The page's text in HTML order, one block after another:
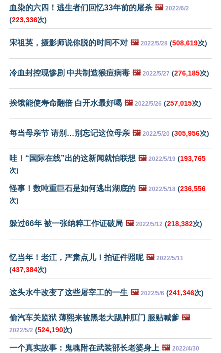
血染的六四！逃生者们回忆33年前的屠杀 🖼️ 2022/6/2
(223,336次)
宋祖英，摄影师说你脱的时间不对 🖼️ 2022/5/28 (508,619次)
冷血封控现惨剧 中共制造猴痘病毒 🖼️ 2022/5/27 (276,185次)
挨饿能使寿命翻倍 白开水最好喝 🖼️ 2022/5/26 (257,015次)
每当母亲节 请别…别忘记这位母亲 🖼️ 2022/5/20 (305,956次)
哇！“国际在线”出的这新闻就怕联想 🖼️ 2022/5/19 (193,765
次)
怪事！数吨重巨石是如何逃出湖底的 🖼️ 2022/5/18 (236,556
次)
躲过66年 被一张纳粹工作证破局 🖼️ 2022/5/12 (218,382次)
忆当年！老江，严肃点儿！拍证件照呢 🖼️ 2022/5/11
(437,384次)
这头水牛改变了这些屠宰工的一生 🖼️ 2022/5/6 (241,346次)
偷汽车关监狱 薄熙来被黑老大踢肿肛门 服贴喊爹 🖼️
2022/5/2 (524,190次)
一个真实故事：鬼魂附在武装部长老婆身上 🖼️ 2022/4/30